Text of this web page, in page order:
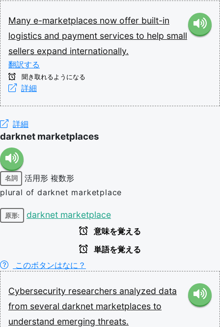
Many e-marketplaces now offer built-in
logistics and payment services to help small
sellers expand internationally.
翻訳する
聞き取れるようになる
詳細
詳細
darknet marketplaces
名詞 活用形 複数形
plural of darknet marketplace
原形: darknet marketplace
意味を覚える
単語を覚える
このボタンはなに？
Cybersecurity researchers analyzed data
from several darknet marketplaces to
understand emerging threats.